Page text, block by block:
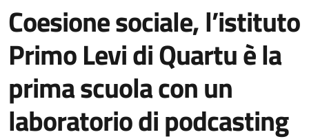
Coesione sociale, l’istituto
Primo Levi di Quartu è la
prima scuola con un
laboratorio di podcasting